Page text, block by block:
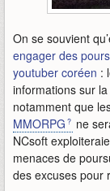
On se souvient
engager des
youtuber coréen :
informations sur la
notamment que
MMORPG
ne
NCsoft
menaces de
des excuses pour